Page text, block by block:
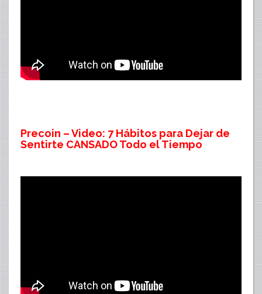
Precoin – Video: 7 Hábitos para Dejar de
Sentirte CANSADO Todo el Tiempo